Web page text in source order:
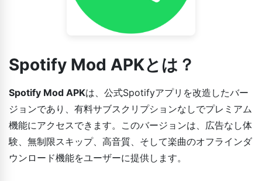
Spotify Mod APKとは？
Spotify Mod APKは、公式Spotifyアプリを改造したバー
ジョンであり、有料サブスクリプションなしでプレミアム
機能にアクセスできます。このバージョンは、広告なし体
験、無制限スキップ、高音質、そして楽曲のオフラインダ
ウンロード機能をユーザーに提供します。